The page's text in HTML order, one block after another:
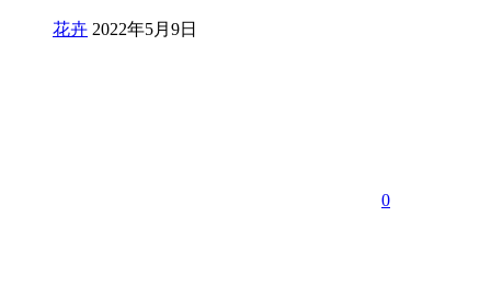
花卉 2022年5月9日
0